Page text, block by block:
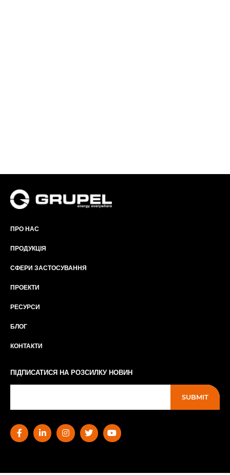
ПРО НАС
ПРОДУКЦІЯ
СФЕРИ ЗАСТОСУВАННЯ
ПРОЕКТИ
РЕСУРСИ
БЛОГ
КОНТАКТИ
ПІДПИСАТИСЯ НА РОЗСИЛКУ НОВИН
SUBMIT